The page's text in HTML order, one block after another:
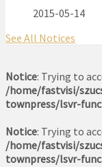
2015-05-14
See All Notices
Notice: Trying to
/home/fastvisi/
townpress/lsvr-
Notice: Trying to
/home/fastvisi/
townpress/lsvr-